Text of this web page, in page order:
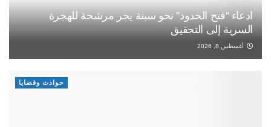
ادعاء “فتح الحدود” نحو سبتة يجر مرشحة للهجرة
السرية إلى التحقيق
أغسطس 8, 2026
حوادث وقضايا